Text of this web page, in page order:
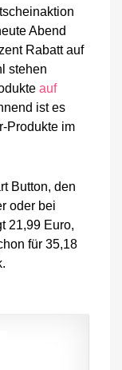
Abend
Rabatt auf
stehen
auf
ist es
Produkte im
Button, den
oder bei
21,99 Euro,
für 35,18